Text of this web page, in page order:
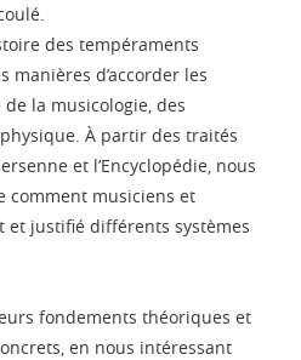
des tempéraments
manières d’accorder les
la musicologie, des
À partir des traités
et l’Encyclopédie, nous
comment musiciens et
et justifié différents systèmes
fondements théoriques et
en nous intéressant